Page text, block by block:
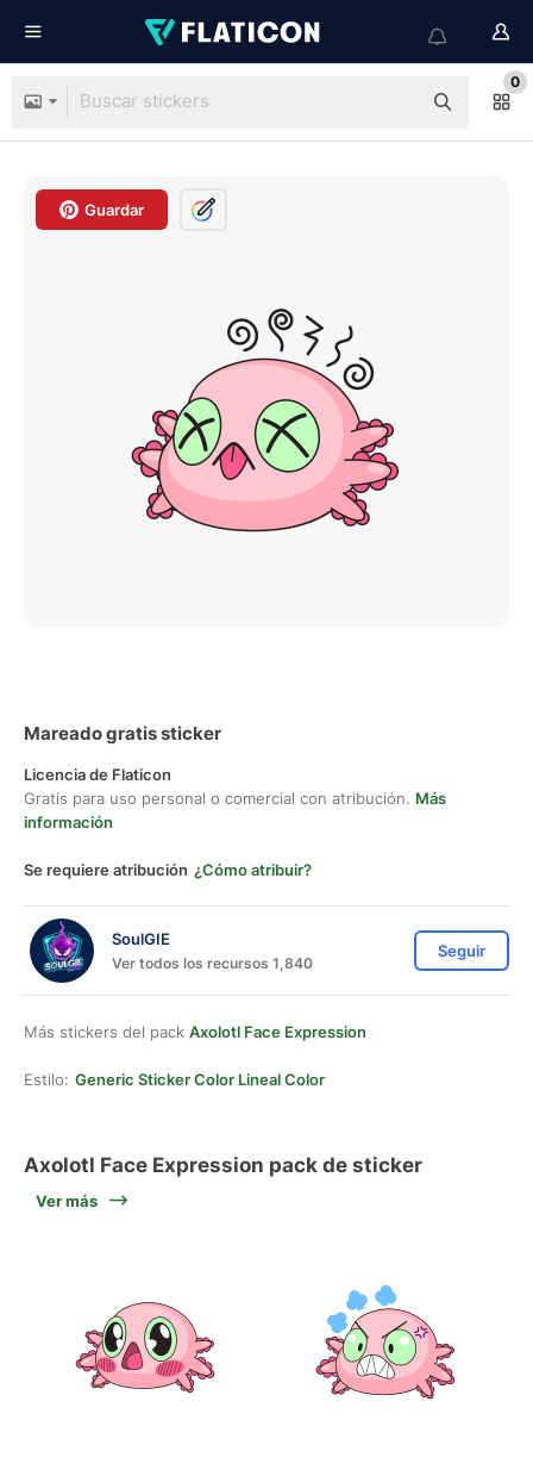
0
Guardar
Mareado gratis sticker
Licencia de Flaticon
Gratis para uso personal o comercial con atribución. Más
información
Se requiere atribución ¿Cómo atribuir?
SoulGIE
Ver todos los recursos 1,840
Seguir
Más stickers del pack Axolotl Face Expression
Estilo: Generic Sticker Color Lineal Color
Axolotl Face Expression pack de sticker
Ver más